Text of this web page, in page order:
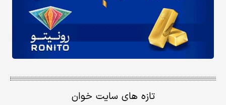
تازه های سایت خوان